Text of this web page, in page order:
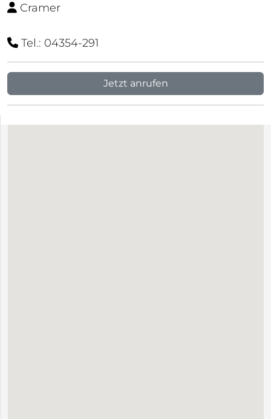
Cramer
Tel.: 04354-291
Jetzt anrufen